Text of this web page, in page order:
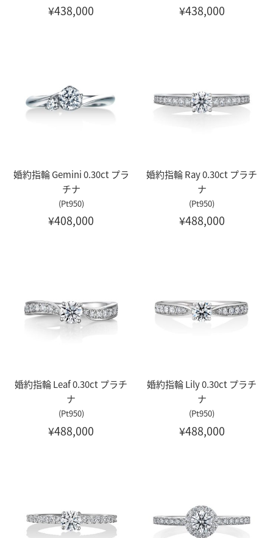
¥438,000 ¥438,000
婚約指輪 Gemini 0.30ct プラ
チナ
(Pt950)
¥408,000
婚約指輪 Ray 0.30ct プラチ
ナ
(Pt950)
¥488,000
婚約指輪 Leaf 0.30ct プラチ
ナ
(Pt950)
¥488,000
婚約指輪 Lily 0.30ct プラチ
ナ
(Pt950)
¥488,000